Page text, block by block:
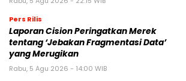
Pers Rilis
Laporan Cision Peringatkan Merek
tentang ‘Jebakan Fragmentasi Data’
yang Merugikan
Rabu, 5 Agu 2026 - 14:00 WIB